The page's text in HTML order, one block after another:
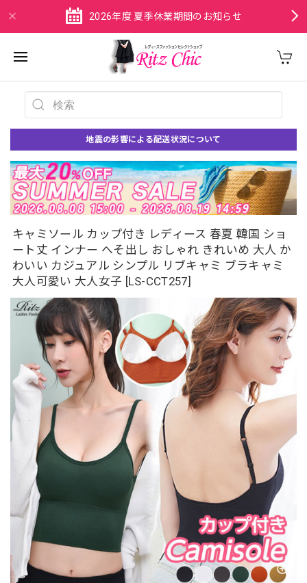
2026年度 夏季休業期間のお知らせ
地震の影響による配送状況について
キャミソール カップ付き レディース 春夏 韓国 ショ
ート丈 インナー へそ出し おしゃれ きれいめ 大人 か
わいい カジュアル シンプル リブキャミ ブラキャミ
大人可愛い 大人女子 [LS-CCT257]